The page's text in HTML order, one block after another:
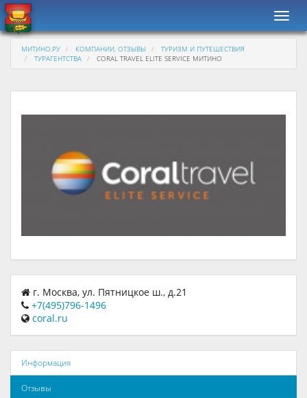
МИТИНО.РУ КОМПАНИИ, ОТЗЫВЫ
ТУРИЗМ И ПУТЕШЕСТВИЯ
ТУРАГЕНТСТВА
CORAL TRAVEL ELITE SERVICE МИТИНО
г. Москва, ул. Пятницкое ш., д.21
+7(495)796-1496
coral.ru
Информация
Отзывы